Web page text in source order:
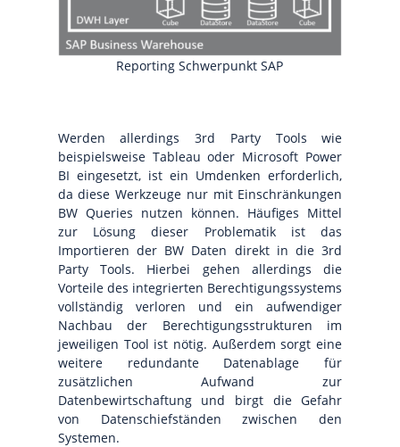
Reporting Schwerpunkt SAP
Werden allerdings 3rd Party Tools wie
beispielsweise Tableau oder Microsoft Power
BI eingesetzt, ist ein Umdenken erforderlich,
da diese Werkzeuge nur mit Einschränkungen
BW Queries nutzen können. Häufiges Mittel
zur Lösung dieser Problematik ist das
Importieren der BW Daten direkt in die 3rd
Party Tools. Hierbei gehen allerdings die
Vorteile des integrierten Berechtigungssystems
vollständig verloren und ein aufwendiger
Nachbau der Berechtigungsstrukturen im
jeweiligen Tool ist nötig. Außerdem sorgt eine
weitere redundante Datenablage für
zusätzlichen Aufwand zur
Datenbewirtschaftung und birgt die Gefahr
von Datenschiefständen zwischen den
Systemen.